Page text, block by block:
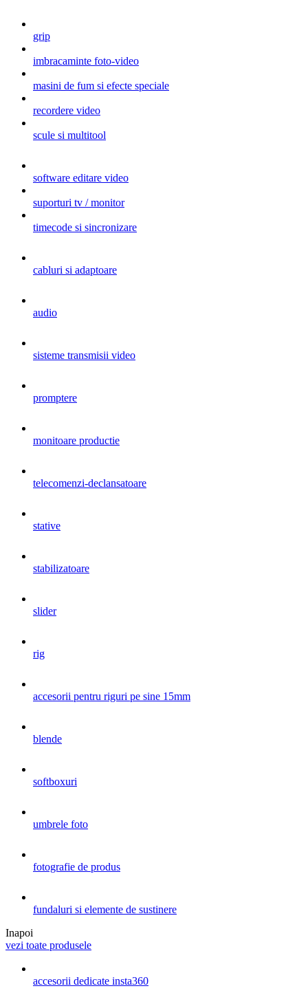
grip
imbracaminte foto-video
masini de fum si efecte speciale
recordere video
scule si multitool
software editare video
suporturi tv / monitor
timecode si sincronizare
cabluri si adaptoare
audio
sisteme transmisii video
promptere
monitoare productie
telecomenzi-declansatoare
stative
stabilizatoare
slider
rig
accesorii pentru riguri pe sine 15mm
blende
softboxuri
umbrele foto
fotografie de produs
fundaluri si elemente de sustinere
Inapoi
vezi toate produsele
accesorii dedicate insta360